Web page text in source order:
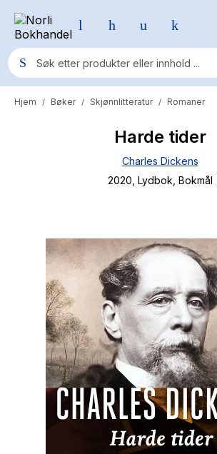
Populære søk
Fury Bound - Sable Sorensen
Elizabeth Strout
Hitster
Hypopressiv trening
The Housemaid
Hjem / Bøker / Skjønnlitteratur / Romaner
Harde tider
Charles Dickens
2020 , Lydbok , Bokmål